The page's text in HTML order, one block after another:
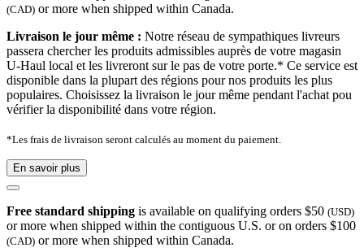
(CAD) or more when shipped within Canada.
Livraison le jour même : Notre réseau de sympathiques livreurs
passera chercher les produits admissibles auprès de votre magasin
U-Haul local et les livreront sur le pas de votre porte.* Ce service est
disponible dans la plupart des régions pour nos produits les plus
populaires. Choisissez la livraison le jour même pendant l'achat pou
vérifier la disponibilité dans votre région.
*Les frais de livraison seront calculés au moment du paiement.
En savoir plus
Free standard shipping is available on qualifying orders $50 (USD)
or more when shipped within the contiguous U.S. or on orders $100
(CAD) or more when shipped within Canada.